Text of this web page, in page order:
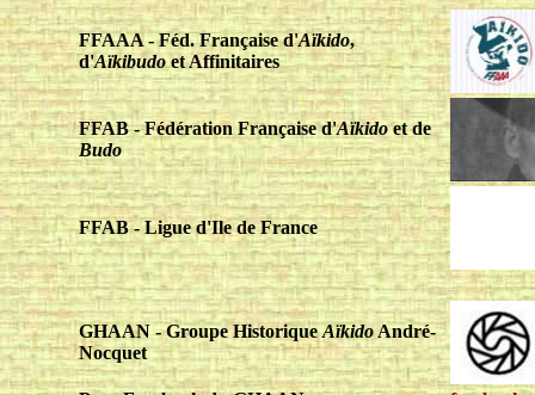
FFAAA - Féd. Française d'Aïkido,
d'Aïkibudoet Affinitaires
FFAB- Fédération Française d'Aïkidoet de
Budo
FFAB - Ligue d'Ile de France
GHAAN - Groupe HistoriqueAïkidoAndré-
Nocquet